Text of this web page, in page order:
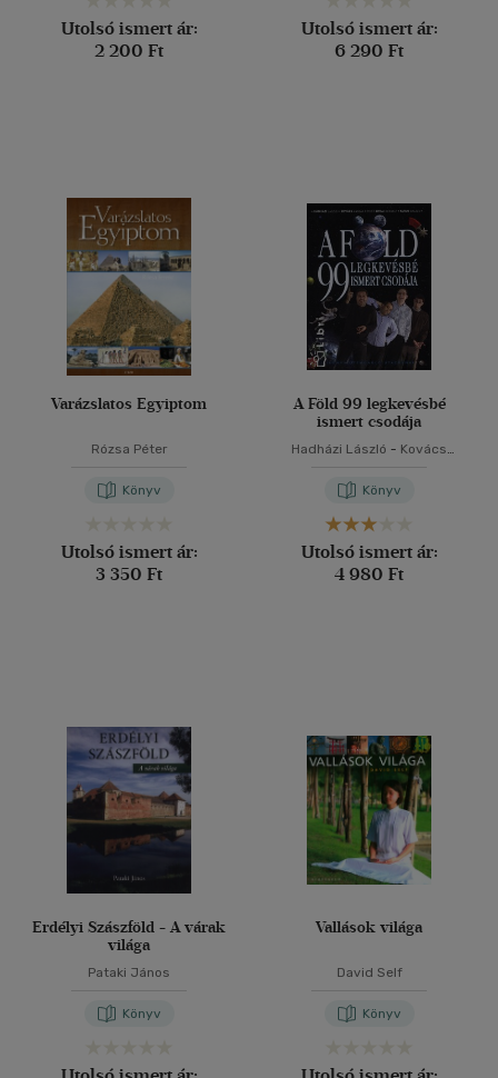
Utolsó ismert ár:
2 200 Ft
Utolsó ismert ár:
6 290 Ft
Varázslatos Egyiptom
Rózsa Péter
Könyv
Utolsó ismert ár:
3 350 Ft
A Föld 99 legkevésbé
ismert csodája
Hadházi László - Kovács
Pataki Balázs
Könyv
Utolsó ismert ár:
4 980 Ft
Erdélyi Szászföld - A várak
világa
Pataki János
Könyv
Vallások világa
David Self
Könyv